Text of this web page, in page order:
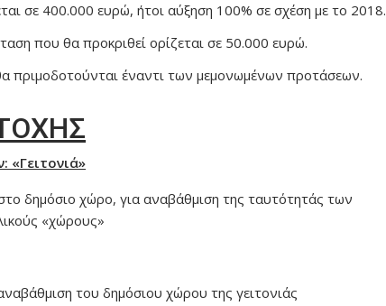
σε 400.000 ευρώ, ήτοι αύξηση 100% σε σχέση με το 2018.
που θα προκριθεί ορίζεται σε 50.000 ευρώ.
πριμοδοτούνται έναντι των μεμονωμένων προτάσεων.
δημόσιο χώρο, για αναβάθμιση της ταυτότητάς των
«χώρους»
του δημόσιου χώρου της γειτονιάς